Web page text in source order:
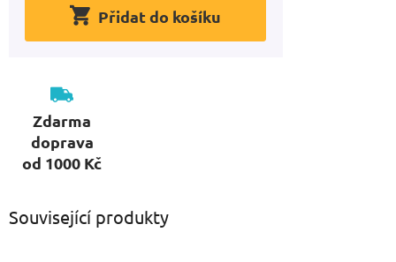
Přidat do košíku
Zdarma
doprava
od 1000 Kč
Související produkty